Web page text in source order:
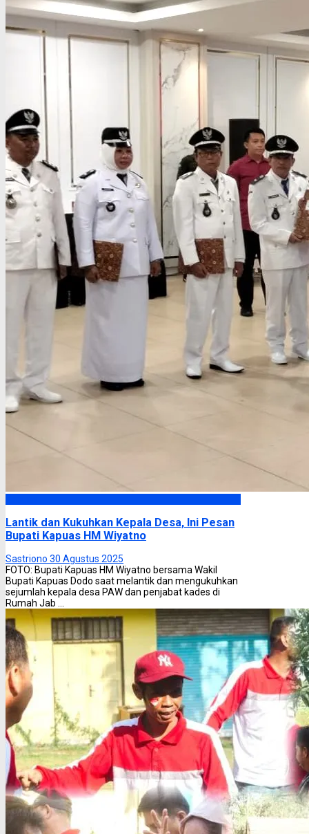
Lantik dan Kukuhkan Kepala Desa, Ini Pesan
Bupati Kapuas HM Wiyatno
Sastriono 30 Agustus 2025
FOTO: Bupati Kapuas HM Wiyatno bersama Wakil
Bupati Kapuas Dodo saat melantik dan mengukuhkan
sejumlah kepala desa PAW dan penjabat kades di
Rumah Jab ...